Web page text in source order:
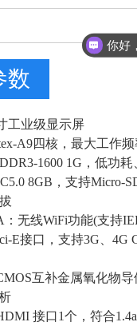
数
工业级显示屏
A9四核，最大工作频
1600 1G，低功
8GB，支持Micro-
无线WiFi功能(支持
E接口，支持3G、4G
互补金属氧化物
接口1个，符合